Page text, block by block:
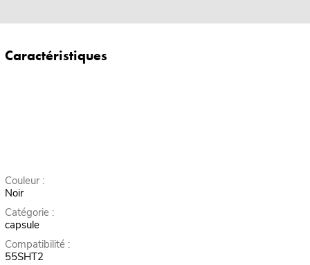
Caractéristiques
Couleur :
Noir
Catégorie :
capsule
Compatibilité :
55SHT2